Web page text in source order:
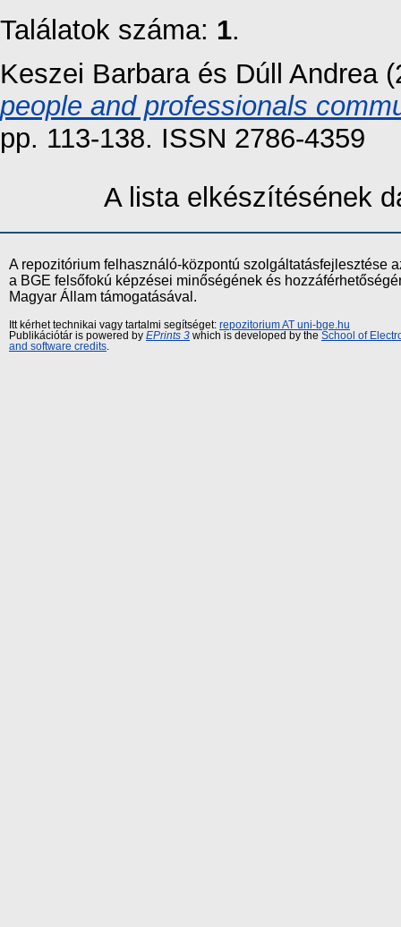
Találatok száma: 1.
Keszei Barbaraés Dúll Andrea
people and professionals
pp. 113-138. ISSN 2786-4359
A lista elkészítésének
A repozitórium felhasználó-központú szolgáltatásfejlesztése
a BGE felsőfokú képzései minőségének és
Magyar Állam támogatásával.
Itt kérhet technikai vagy tartalmi segítséget: repozitorium AT uni-bge.hu
Publikációtár is powered by EPrints 3 which is developed by the School of
and software credits